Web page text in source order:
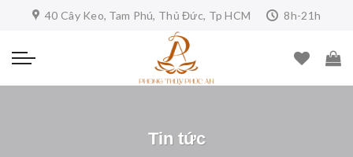
content
40 Cây Keo, Tam Phú, Thủ Đức, Tp HCM 8h-21h
Tin tức